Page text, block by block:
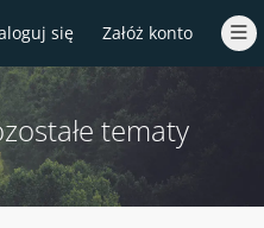
się Załóż konto
tematy